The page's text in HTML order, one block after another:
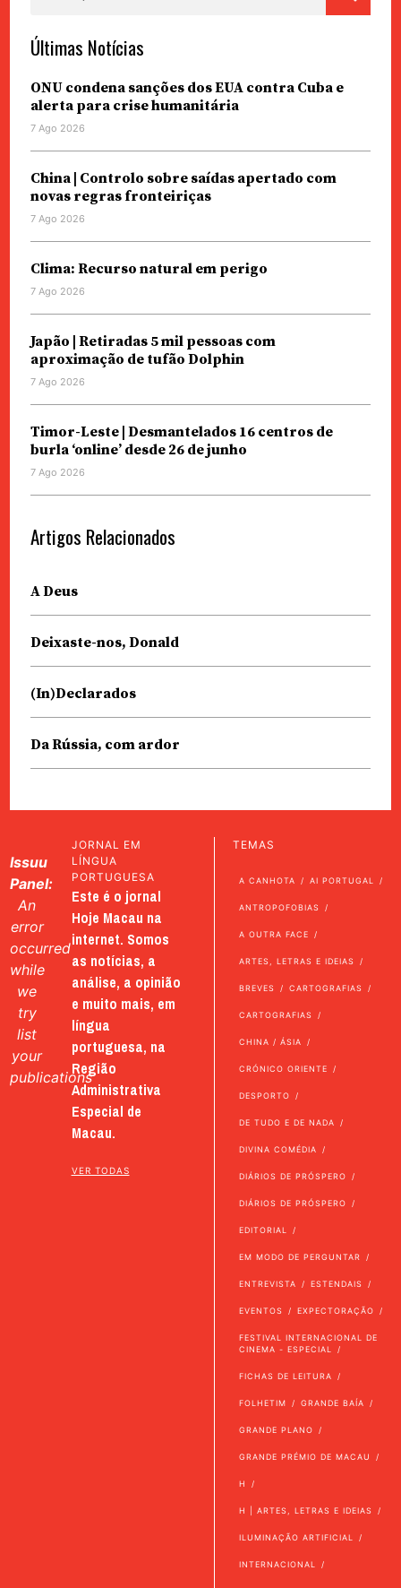
Últimas Notícias
ONU condena sanções dos EUA contra Cuba e
alerta para crise humanitária
7 Ago 2026
China | Controlo sobre saídas apertado com
novas regras fronteiriças
7 Ago 2026
Clima: Recurso natural em perigo
7 Ago 2026
Japão | Retiradas 5 mil pessoas com
aproximação de tufão Dolphin
7 Ago 2026
Timor-Leste | Desmantelados 16 centros de
burla ‘online’ desde 26 de junho
7 Ago 2026
Artigos Relacionados
A Deus
Deixaste-nos, Donald
(In)Declarados
Da Rússia, com ardor
Issuu
Panel:
An
error
occurred
while
we
try
list
your
publications
JORNAL EM
LÍNGUA
PORTUGUESA
Este é o jornal
Hoje Macau na
internet. Somos
as notícias, a
análise, a opinião
e muito mais, em
língua
portuguesa, na
Região
Administrativa
Especial de
Macau.
VER TODAS
TEMAS
A CANHOTA AI PORTUGAL
ANTROPOFOBIAS
A OUTRA FACE
ARTES, LETRAS E IDEIAS
BREVES CARTOGRAFIAS
CARTOGRAFIAS
CHINA / ÁSIA
CRÓNICO ORIENTE
DESPORTO
DE TUDO E DE NADA
DIVINA COMÉDIA
DIÁRIOS DE PRÓSPERO
DIÁRIOS DE PRÓSPERO
EDITORIAL
EM MODO DE PERGUNTAR
ENTREVISTA ESTENDAIS
EVENTOS EXPECTORAÇÃO
FESTIVAL INTERNACIONAL DE
CINEMA - ESPECIAL
FICHAS DE LEITURA
FOLHETIM GRANDE BAÍA
GRANDE PLANO
GRANDE PRÉMIO DE MACAU
H
H | ARTES, LETRAS E IDEIAS
ILUMINAÇÃO ARTIFICIAL
INTERNACIONAL